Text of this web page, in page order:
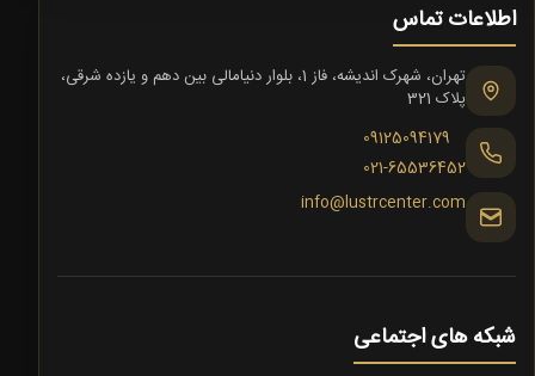
اطلاعات تماس
تهران، شهرک اندیشه، فاز 1، بلوار دنیامالی بین دهم و یازده شرقی،
پلاک 321
09125094179
021-65536452
info@lustrcenter.com
شبکه های اجتماعی